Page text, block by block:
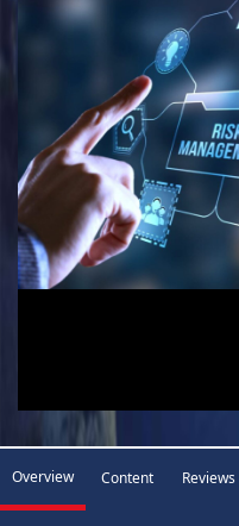
Overview Content Reviews